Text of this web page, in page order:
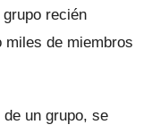
grupo recién
miles de miembros
un grupo, se